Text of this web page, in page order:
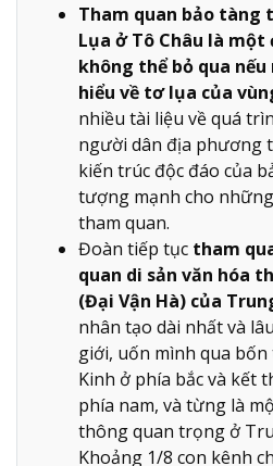
Tham quan bảo tàng
Lụa ở Tô Châu là một
không thể bỏ qua
hiểu về tơ lụa của
nhiều tài liệu về quá
người dân địa phương
kiến trúc độc đáo của
tượng mạnh cho
tham quan.
Đoàn tiếp tục tham
quan di sản văn hóa
(Đại Vận Hà) của
nhân tạo dài nhất và
giới, uốn mình qua
Kinh ở phía bắc và kết
phía nam, và từng là
thông quan trọng ở
Khoảng 1/8 con kênh